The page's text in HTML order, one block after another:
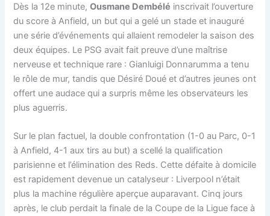
Dès la 12e minute,Ousmane Dembélé inscrivait l’ouverture
du score à Anfield, un but qui a gelé un stade et inauguré
une série d’événements qui allaient remodeler la saison des
deux équipes. Le PSG avait fait preuve d’une maîtrise
nerveuse et technique rare : Gianluigi Donnarumma a tenu
le rôle de mur, tandis que Désiré Doué et d’autres jeunes ont
offert une audace qui a surpris même les observateurs les
plus aguerris.
Sur le plan factuel, la double confrontation (1-0 au Parc, 0-1
à Anfield, 4-1 aux tirs au but) a scellé la qualification
parisienne et l’élimination des Reds. Cette défaite à domicile
est rapidement devenue un catalyseur : Liverpool n’était
plus la machine régulière aperçue auparavant. Cinq jours
après, le club perdait la finale de la Coupe de la Ligue face à